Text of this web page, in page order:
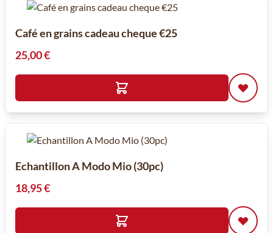
Café en grains cadeau cheque €25
25,00 €
Echantillon A Modo Mio (30pc)
18,95 €